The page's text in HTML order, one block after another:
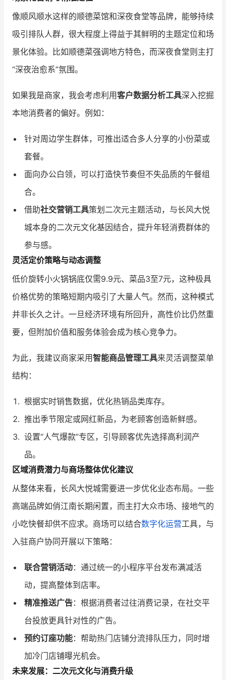
像顺风顺水这样的顺德菜馆和深夜食堂等品牌，能够持续
吸引排队人群，很大程度上得益于其鲜明的主题定位和场
景化体验。比如顺德菜强调地方特色，而深夜食堂则主打
“深夜治愈系”氛围。
如果我是商家，我会考虑利用客户数据分析工具深入挖掘
本地消费者的偏好。例如：
针对周边学生群体，可推出适合多人分享的小份菜或
套餐。
面向办公白领，可以打造快节奏但不失品质的午餐组
合。
借助社交营销工具策划二次元主题活动，与长风大悦
城本身的二次元文化基因结合，提升年轻消费群体的
参与感。
灵活定价策略与动态调整
低价旋转小火锅锅底仅需9.9元、菜品3至7元，这种极具
价格优势的策略短期内吸引了大量人气。然而，这种模式
并非长久之计。一旦经济环境有所回升，高性价比仍然重
要，但附加价值和服务体验会成为核心竞争力。
为此，我建议商家采用智能商品管理工具来灵活调整菜单
结构：
根据实时销售数据，优化热销品类库存。
推出季节限定或网红新品，为老顾客创造新鲜感。
设置“人气爆款”专区，引导顾客优先选择高利润产
品。
区域消费潜力与商场整体优化建议
从整体来看，长风大悦城需要进一步优化业态布局。一些
高端品牌如俏江南长期闲置，而主打大众市场、接地气的
小吃快餐却供不应求。商场可以结合数字化运营工具，与
入驻商户协同开展以下策略：
联合营销活动：通过统一的小程序平台发布满减活
动，提高整体到店率。
精准推送广告：根据消费者过往消费记录，在社交平
台投放更具针对性的广告。
预约订座功能：帮助热门店铺分流排队压力，同时增
加冷门店铺曝光机会。
未来发展：二次元文化与消费升级